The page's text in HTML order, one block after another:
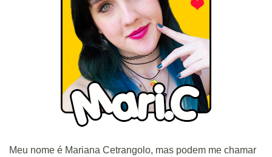
Meu nome é Mariana Cetrangolo, mas podem me chamar